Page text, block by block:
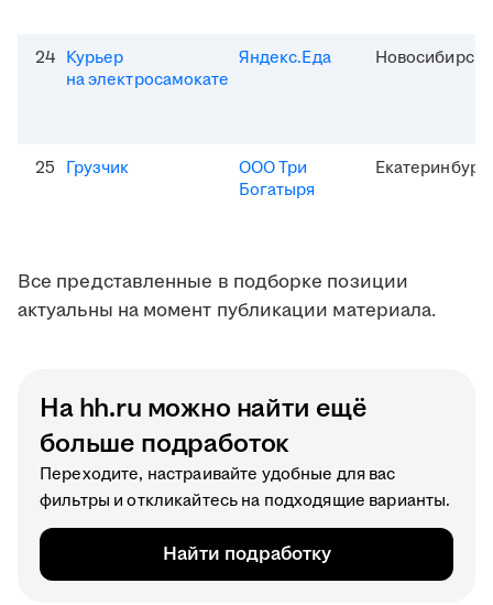
24 Курьер
на электросамокате
Яндекс.Еда Новосибирск
25 Грузчик
ООО Три
Богатыря
Екатеринбург
Все представленные в подборке позиции
актуальны на момент публикации материала.
На hh.ru можно найти ещё
больше подработок
Переходите, настраивайте удобные для вас
фильтры и откликайтесь на подходящие варианты.
Найти подработку